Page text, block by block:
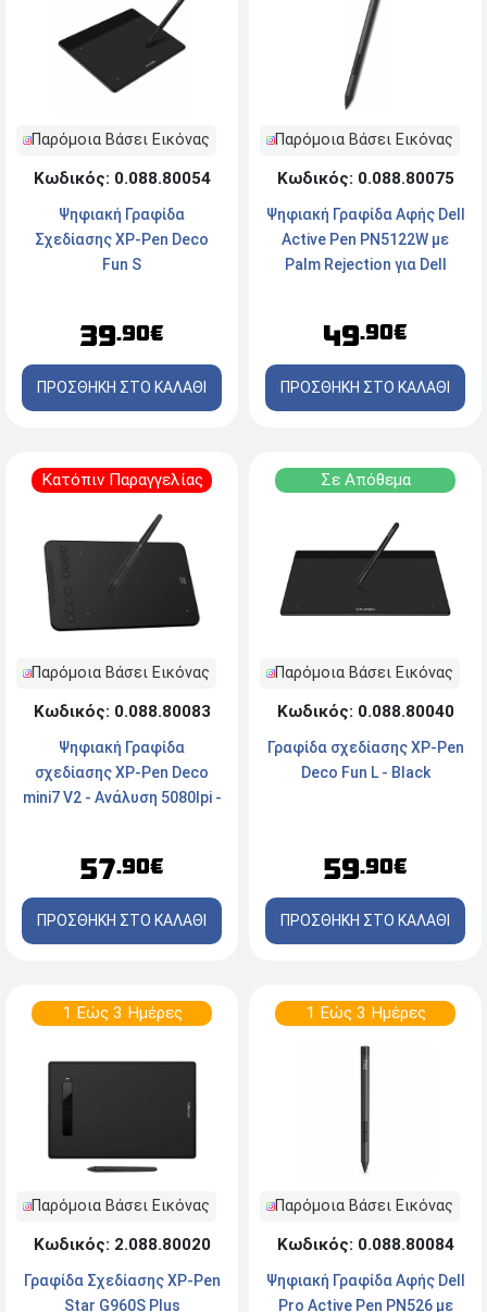
Παρόμοια Βάσει Εικόνας
Κωδικός: 0.088.80054
Ψηφιακή Γραφίδα
Σχεδίασης XP-Pen Deco
Fun S
39.90€
ΠΡΟΣΘΗΚΗ ΣΤΟ ΚΑΛΑΘΙ
Παρόμοια Βάσει Εικόνας
Κωδικός: 0.088.80075
Ψηφιακή Γραφίδα Αφής Dell
Active Pen PN5122W με
Palm Rejection για Dell
49.90€
ΠΡΟΣΘΗΚΗ ΣΤΟ ΚΑΛΑΘΙ
Κατόπιν Παραγγελίας
Παρόμοια Βάσει Εικόνας
Κωδικός: 0.088.80083
Ψηφιακή Γραφίδα
σχεδίασης XP-Pen Deco
mini7 V2 - Ανάλυση 5080lpi -
57.90€
ΠΡΟΣΘΗΚΗ ΣΤΟ ΚΑΛΑΘΙ
Σε Απόθεμα
Παρόμοια Βάσει Εικόνας
Κωδικός: 0.088.80040
Γραφίδα σχεδίασης XP-Pen
Deco Fun L - Black
59.90€
ΠΡΟΣΘΗΚΗ ΣΤΟ ΚΑΛΑΘΙ
1 Εώς 3 Ημέρες
Παρόμοια Βάσει Εικόνας
Κωδικός: 2.088.80020
Γραφίδα Σχεδίασης XP-Pen
Star G960S Plus
1 Εώς 3 Ημέρες
Παρόμοια Βάσει Εικόνας
Κωδικός: 0.088.80084
Ψηφιακή Γραφίδα Αφής Dell
Pro Active Pen PN526 με